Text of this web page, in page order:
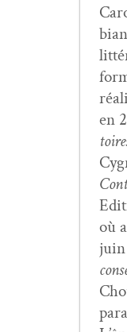
en
où
juin